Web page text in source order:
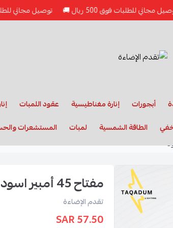
للطلبات فوق 500 ريال 🚚 توصيل مجاني للطلبات فوق 500
أبجورات إنارة مغناطيسية عقود اللمبات
الطاقة الشمسية لمبات المستشعرات
مفتاح 45 أمبير اسود
تقدم الإضاءة
57.50 SAR